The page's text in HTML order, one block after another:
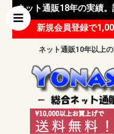
ネット通販18年の実績
ーブル等 様々な資
新規会員登録で
ネット通販10年以上